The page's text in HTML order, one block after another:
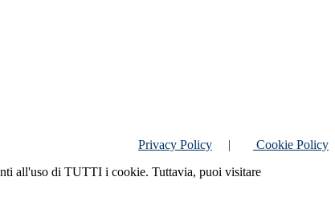
Privacy Policy |
Cookie Policy
all'uso di TUTTI i cookie. Tuttavia, puoi visitare